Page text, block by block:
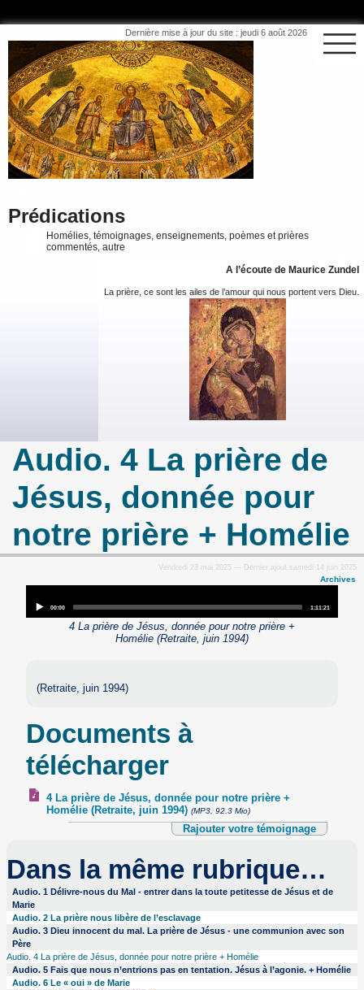
Dernière mise à jour du site : jeudi 6 août 2026
Prédications
Homélies, témoignages, enseignements, poèmes et prières
commentés, autre
A l’écoute de Maurice Zundel
La prière, ce sont les ailes de l’amour qui nous portent vers Dieu.
Audio. 4 La prière de
Jésus, donnée pour
notre prière + Homélie
Vendredi 23 mai 2025 — Dernier ajout samedi 14 juin 2025
Archives
Player
Current
time
00:00
Total
duration
1:11:21
4 La prière de Jésus, donnée pour notre prière +
Homélie (Retraite, juin 1994)
(Retraite, juin 1994)
Documents à
télécharger
4 La prière de Jésus, donnée pour notre prière +
Homélie (Retraite, juin 1994) (MP3, 92.3 Mio)
Rajouter votre témoignage
Dans la même rubrique…
Audio. 1 Délivre-nous du Mal - entrer dans la toute petitesse de Jésus et de
Marie
Audio. 2 La prière nous libère de l’esclavage
Audio. 3 Dieu innocent du mal. La prière de Jésus - une communion avec son
Père
Audio. 4 La prière de Jésus, donnée pour notre prière + Homélie
Audio. 5 Fais que nous n’entrions pas en tentation. Jésus à l’agonie. + Homélie
Audio. 6 Le « oui » de Marie